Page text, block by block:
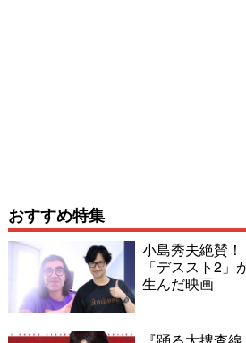
おすすめ特集
小島秀夫絶賛！
「デススト2」
生んだ映画